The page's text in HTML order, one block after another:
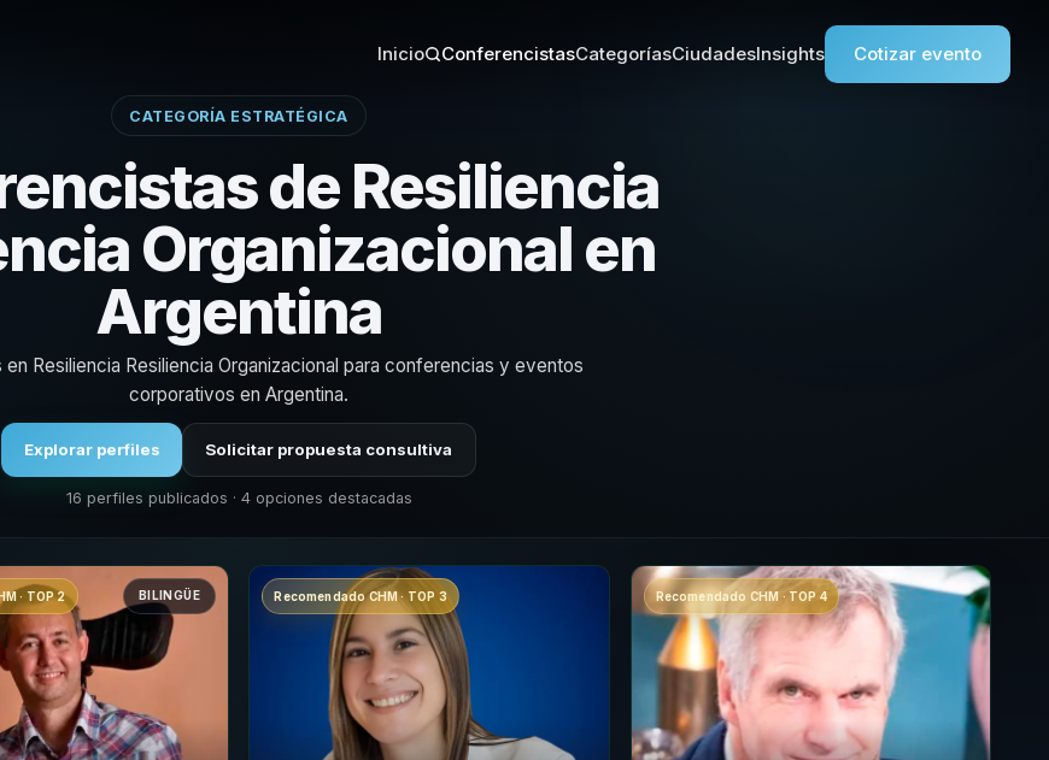
Inicio ConferencistasCategoríasCiudadesInsights Cotizar evento
CATEGORÍA ESTRATÉGICA
de Resiliencia
Organizacional en
Argentina
en Resiliencia Resiliencia Organizacional para conferencias y eventos
corporativos en Argentina.
Explorar perfiles Solicitar propuesta consultiva
16 perfiles publicados · 4 opciones destacadas
· TOP 2 BILINGÜE Recomendado CHM · TOP 3 Recomendado CHM · TOP 4